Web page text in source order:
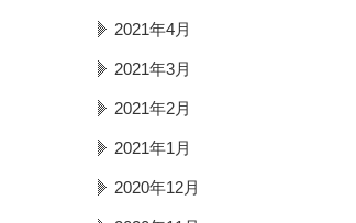
2021年4月
2021年3月
2021年2月
2021年1月
2020年12月